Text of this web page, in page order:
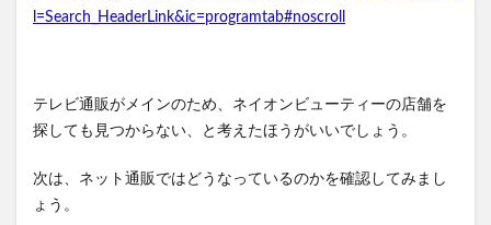
l=Search_HeaderLink&ic=programtab#noscroll
テレビ通販がメインのため、ネイオンビューティーの店舗を
探しても見つからない、と考えたほうがいいでしょう。
次は、ネット通販ではどうなっているのかを確認してみまし
ょう。